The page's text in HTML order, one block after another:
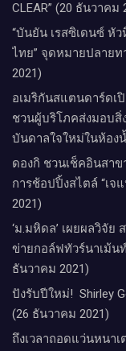
CLEAR” (20 ธันวาคม
“บันยัน เรสซิเดนซ์ หั
ไทย” จุดหมายปลาย
2021)
อเมริกันสแตนดาร์ดเ
ชวนผู้บริโภคส่งมอบสิ่
บันดาลใจใหม่ในห้อง
ดองกิ ชวนเช็คอินสา
การช้อปปิ้งสไตล์ “เจ
2021)
‘ม.มหิดล’ เผยผลวิจัย
ข่ายกอล์ฟทัวร์นาเม้น
ธันวาคม 2021)
ปังรับปีใหม่​! ​ Shirley
(26 ธันวาคม 2021)
ถึงเวลาถอดแว่นหนาเ